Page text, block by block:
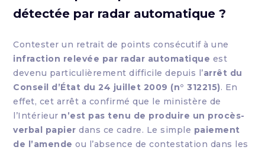
détectée par radar automatique ?
Contester un retrait de points consécutif à une
infraction relevée par radar automatique est
devenu particulièrement difficile depuis l’arrêt du
Conseil d’État du 24 juillet 2009 (n° 312215). En
effet, cet arrêt a confirmé que le ministère de
l’Intérieur n’est pas tenu de produire un procès-
verbal papier dans ce cadre. Le simple paiement
de l’amende ou l’absence de contestation dans les